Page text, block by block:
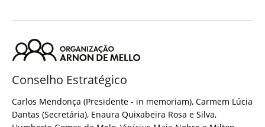
Conselho Estratégico
Carlos Mendonça (Presidente - in memoriam), Carmem Lúcia
Dantas (Secretária), Enaura Quixabeira Rosa e Silva,